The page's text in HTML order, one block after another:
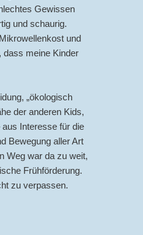
Gewissen
und schaurig.
und
dass meine Kinder
„ökologisch
der anderen Kids,
Interesse für die
Bewegung aller Art
Weg war da zu weit,
Frühförderung.
zu verpassen.